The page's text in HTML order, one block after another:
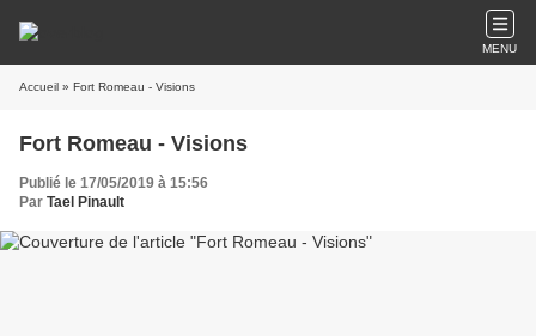
MENU
Accueil » Fort Romeau - Visions
Fort Romeau - Visions
Publié le 17/05/2019 à 15:56
Par Tael Pinault